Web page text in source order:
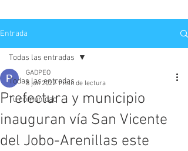
Entrada
Todas las entradas
Tu comunidad
Todas las entradas
Prefectura y municipio
inauguran vía San Vicente
del Jobo-Arenillas este
GADPEO
8 jun 2022 1 min de lectura